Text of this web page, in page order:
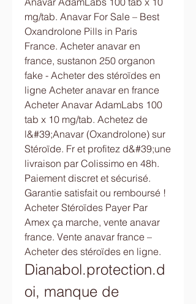
mg/tab. Anavar For Sale – Best
Oxandrolone Pills in Paris
France. Acheter anavar en
france, sustanon 250 organon
fake - Acheter des stéroïdes en
ligne Acheter anavar en france
Acheter Anavar AdamLabs 100
tab x 10 mg/tab. Achetez de
l&#39;Anavar (Oxandrolone) sur
Stéroïde. Fr et profitez d&#39;une
livraison par Colissimo en 48h.
Paiement discret et sécurisé.
Garantie satisfait ou remboursé !
Acheter Stéroïdes Payer Par
Amex ça marche, vente anavar
france. Vente anavar france –
Acheter des stéroïdes en ligne.
Dianabol.protection.d
oi, manque de